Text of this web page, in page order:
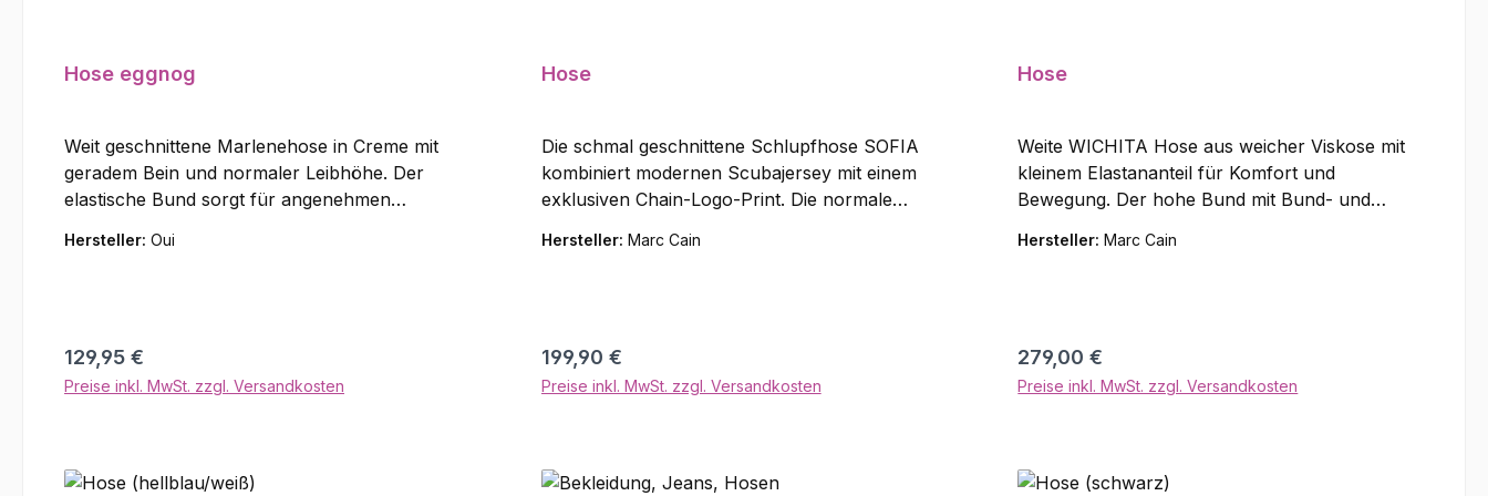
Hose eggnog
Weit geschnittene Marlenehose in Creme mit
geradem Bein und normaler Leibhöhe. Der
elastische Bund sorgt für angenehmen
ergänzen das funktionale Design. Ein schmaler
Hersteller: Oui
Regulärer Preis:
129,95 €
Preise inkl. MwSt. zzgl. Versandkosten
Hose
Die schmal geschnittene Schlupfhose SOFIA
kombiniert modernen Scubajersey mit einem
exklusiven Chain-Logo-Print. Die normale
Logodetail sorgen für eine optimale Passform
Formstabilität und Bewegungsfreiheit. Material:
91% Polyester, 9% Elastan
Hersteller: Marc Cain
Regulärer Preis:
199,90 €
Preise inkl. MwSt. zzgl. Versandkosten
Hose
Weite WICHITA Hose aus weicher Viskose mit
kleinem Elastananteil für Komfort und
Bewegung. Der hohe Bund mit Bund- und
stehenden Eingrifftaschen sorgen für eine
Hersteller:Marc Cain
Regulärer Preis:
279,00 €
Preise inkl. MwSt. zzgl. Versandkosten